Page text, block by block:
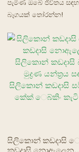
භූත අවන්හල්
පැමිණ ඔබේ ජීවිතය
බෑගයක් තෝරන්න!
සිලිකොන් කඩදාසි